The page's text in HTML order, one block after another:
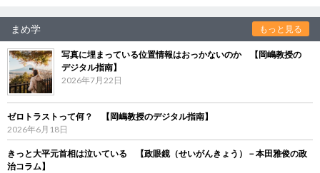
まめ学 もっと見る
写真に埋まっている位置情報はおっかないのか 【岡嶋教授の
デジタル指南】
2026年7月22日
ゼロトラストって何？ 【岡嶋教授のデジタル指南】
2026年6月18日
きっと大平元首相は泣いている 【政眼鏡（せいがんきょう）－本田雅俊の政
治コラム】